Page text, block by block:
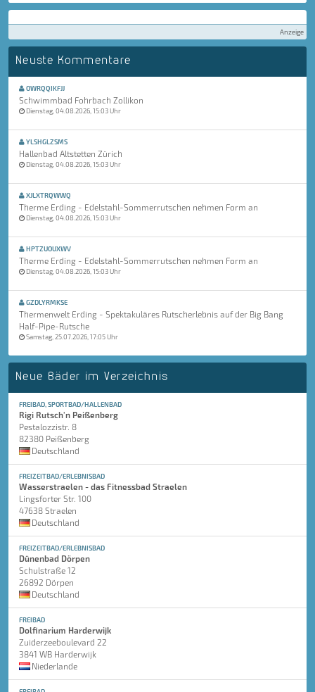
Anzeige
Neuste Kommentare
OWRQQIKFJJ
Schwimmbad Fohrbach Zollikon
Dienstag, 04.08.2026, 15:03 Uhr
YLSHGLZSMS
Hallenbad Altstetten Zürich
Dienstag, 04.08.2026, 15:03 Uhr
XJLXTRQWWQ
Therme Erding - Edelstahl-Sommerrutschen nehmen Form an
Dienstag, 04.08.2026, 15:03 Uhr
HPTZUOUXWV
Therme Erding - Edelstahl-Sommerrutschen nehmen Form an
Dienstag, 04.08.2026, 15:03 Uhr
GZDLYRMKSE
Thermenwelt Erding - Spektakuläres Rutscherlebnis auf der Big Bang
Half-Pipe-Rutsche
Samstag, 25.07.2026, 17:05 Uhr
Neue Bäder im Verzeichnis
FREIBAD, SPORTBAD/HALLENBAD
Rigi Rutsch'n Peißenberg
Pestalozzistr. 8
82380 Peißenberg
Deutschland
FREIZEITBAD/ERLEBNISBAD
Wasserstraelen - das Fitnessbad Straelen
Lingsforter Str. 100
47638 Straelen
Deutschland
FREIZEITBAD/ERLEBNISBAD
Dünenbad Dörpen
Schulstraße 12
26892 Dörpen
Deutschland
FREIBAD
Dolfinarium Harderwijk
Zuiderzeeboulevard 22
3841 WB Harderwijk
Niederlande